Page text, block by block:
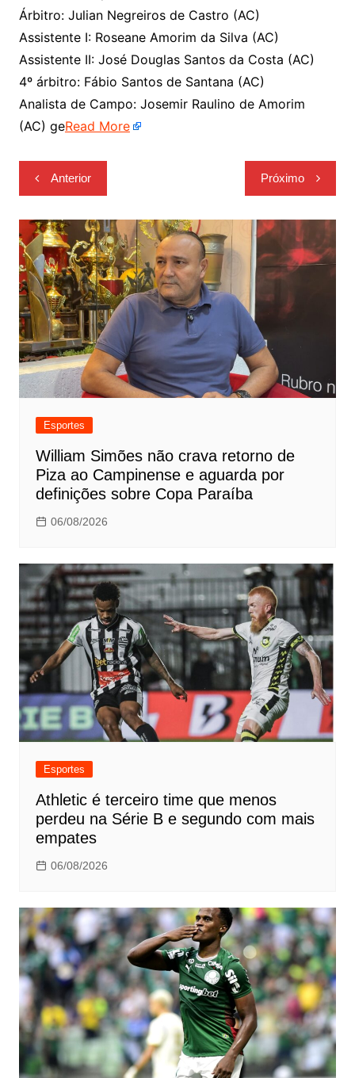
Árbitro: Julian Negreiros de Castro (AC)
Assistente I: Roseane Amorim da Silva (AC)
Assistente II: José Douglas Santos da Costa (AC)
4º árbitro: Fábio Santos de Santana (AC)
Analista de Campo: Josemir Raulino de Amorim
(AC) geRead More
Navegação
de
Post
Anterior Próximo
Esportes
William Simões não crava retorno de
Piza ao Campinense e aguarda por
definições sobre Copa Paraíba
06/08/2026
Esportes
Athletic é terceiro time que menos
perdeu na Série B e segundo com mais
empates
06/08/2026